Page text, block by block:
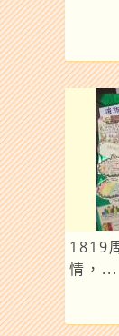
1819
情，...